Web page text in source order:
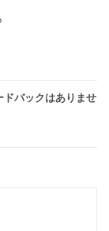
ドバックはありませ